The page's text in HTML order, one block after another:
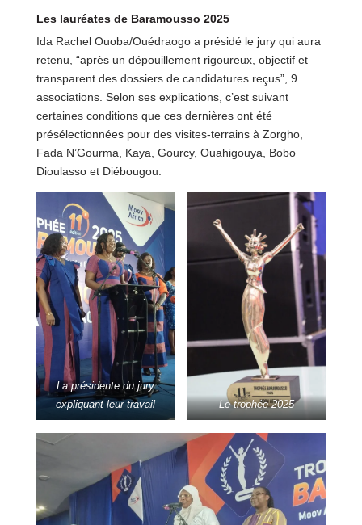
Les lauréates de Baramousso 2025
Ida Rachel Ouoba/Ouédraogo a présidé le jury qui aura
retenu, “après un dépouillement rigoureux, objectif et
transparent des dossiers de candidatures reçus”, 9
associations. Selon ses explications, c’est suivant
certaines conditions que ces dernières ont été
présélectionnées pour des visites-terrains à Zorgho,
Fada N’Gourma, Kaya, Gourcy, Ouahigouya, Bobo
Dioulasso et Diébougou.
La présidente du jury
expliquant leur travail
Le trophée 2025